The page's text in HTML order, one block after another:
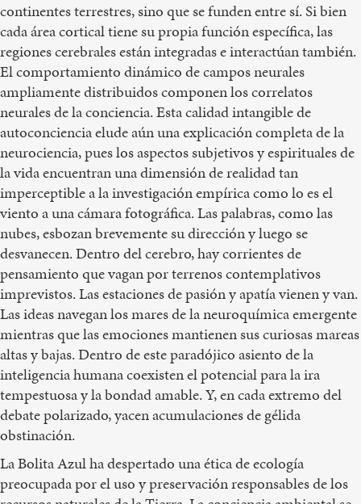
continentes terrestres, sino que se funden entre sí. Si bien
cada área cortical tiene su propia función específica, las
regiones cerebrales están integradas e interactúan también.
El comportamiento dinámico de campos neurales
ampliamente distribuidos componen los correlatos
neurales de la conciencia. Esta calidad intangible de
autoconciencia elude aún una explicación completa de la
neurociencia, pues los aspectos subjetivos y espirituales de
la vida encuentran una dimensión de realidad tan
imperceptible a la investigación empírica como lo es el
viento a una cámara fotográfica. Las palabras, como las
nubes, esbozan brevemente su dirección y luego se
desvanecen. Dentro del cerebro, hay corrientes de
pensamiento que vagan por terrenos contemplativos
imprevistos. Las estaciones de pasión y apatía vienen y van.
Las ideas navegan los mares de la neuroquímica emergente
mientras que las emociones mantienen sus curiosas mareas
altas y bajas. Dentro de este paradójico asiento de la
inteligencia humana coexisten el potencial para la ira
tempestuosa y la bondad amable. Y, en cada extremo del
debate polarizado, yacen acumulaciones de gélida
obstinación.
La Bolita Azul ha despertado una ética de ecología
preocupada por el uso y preservación responsables de los